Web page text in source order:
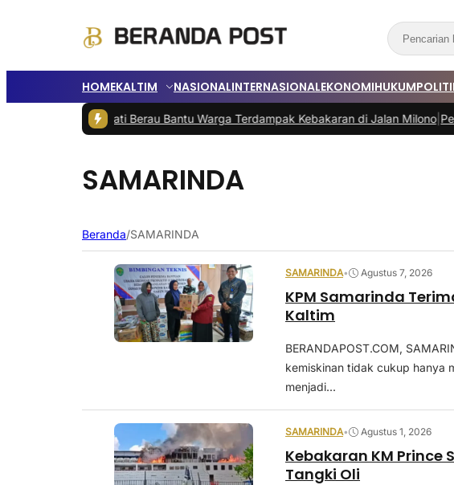
HOMEKALTIM NASIONALINTERNASIONALEKONOMIHUKUM
Bupati Berau Bantu Warga Terdampak Kebakaran di Jalan Milono|
SAMARINDA
Beranda/SAMARINDA
SAMARINDA• Agustus 7, 2026
KPM Samarinda
Kaltim
BERANDAPOST.COM,
kemiskinan tidak cukup hanya
menjadi...
SAMARINDA• Agustus 1, 2026
Kebakaran KM Prince
Tangki Oli